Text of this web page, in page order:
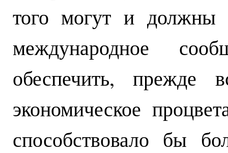
того могут и должны
международное
обеспечить, прежде
экономическое
способствовало бы